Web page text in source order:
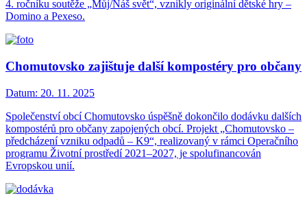
4. ročníku soutěže „Můj/Náš svět“, vznikly originální dětské hry –
Domino a Pexeso.
Chomutovsko zajištuje další kompostéry pro občany
Datum: 20. 11. 2025
Společenství obcí Chomutovsko úspěšně dokončilo dodávku dalších
kompostérů pro občany zapojených obcí. Projekt „Chomutovsko –
předcházení vzniku odpadů – K9“, realizovaný v rámci Operačního
programu Životní prostředí 2021–2027, je spolufinancován
Evropskou unií.